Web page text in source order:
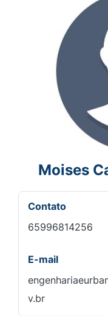
Moises
Contato
65996814256
E-mail
v.br